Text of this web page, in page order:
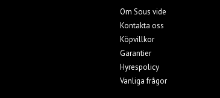
Om Sous vide
Kontakta oss
Köpvillkor
Garantier
Hyrespolicy
Vanliga frågor